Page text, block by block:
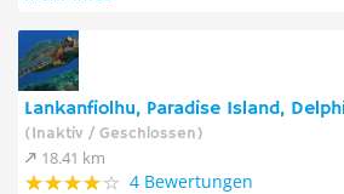
Lankanfiolhu, Paradise Island,
(Inaktiv / Geschlossen)
18.41 km
4 Bewertungen